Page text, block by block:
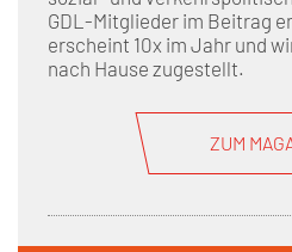
GDL-Mitglieder im Beitrag
erscheint 10x im Jahr und
nach Hause zugestellt.
ZUM